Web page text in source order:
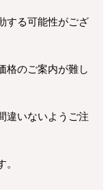
する可能性がござ
格のご案内が難し
違いないようご注